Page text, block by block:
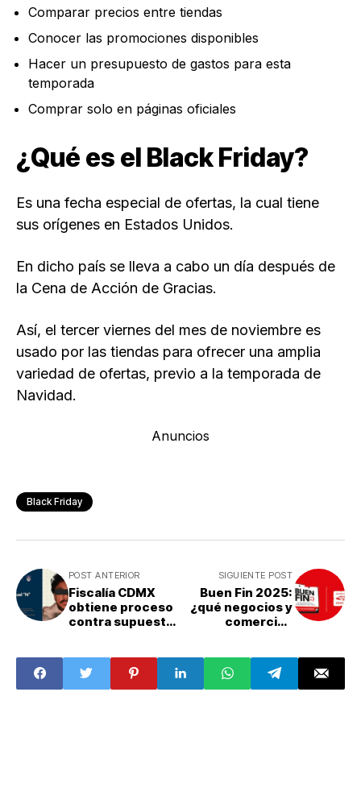
Comparar precios entre tiendas
Conocer las promociones disponibles
Hacer un presupuesto de gastos para esta
temporada
Comprar solo en páginas oficiales
¿Qué es el Black Friday?
Es una fecha especial de ofertas, la cual tiene
sus orígenes en Estados Unidos.
En dicho país se lleva a cabo un día después de
la Cena de Acción de Gracias.
Así, el tercer viernes del mes de noviembre es
usado por las tiendas para ofrecer una amplia
variedad de ofertas, previo a la temporada de
Navidad.
Anuncios
Black Friday
POST ANTERIOR
Fiscalía CDMX
obtiene proceso
contra supuesto
de series
SIGUIENTE POST
Buen Fin 2025:
¿qué negocios y
comercios
descuentos en
México?